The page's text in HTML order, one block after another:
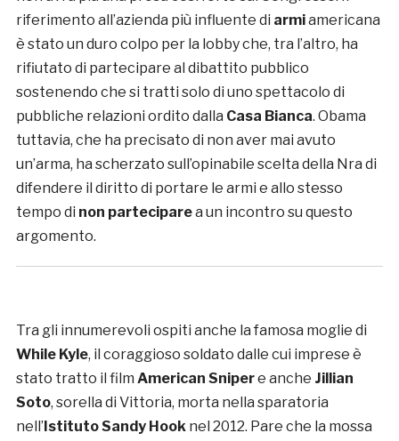
riferimento all’azienda più influente di armiamericana
è stato un duro colpo per la lobby che, tra l’altro, ha
rifiutato di partecipare al dibattito pubblico
sostenendo che si tratti solo di uno spettacolo di
pubbliche relazioni ordito dalla Casa Bianca. Obama
tuttavia, che ha precisato di non aver mai avuto
un’arma, ha scherzato sull’opinabile scelta della Nra di
difendere il diritto di portare le armi e allo stesso
tempo di non parteciparea un incontro su questo
argomento.
Tra gli innumerevoli ospiti anche la famosa moglie di
While Kyle, il coraggioso soldato dalle cui imprese è
stato tratto il film American Snipere anche Jillian
Soto, sorella di Vittoria, morta nella sparatoria
nell’ Istituto Sandy Hooknel 2012. Pare che la mossa